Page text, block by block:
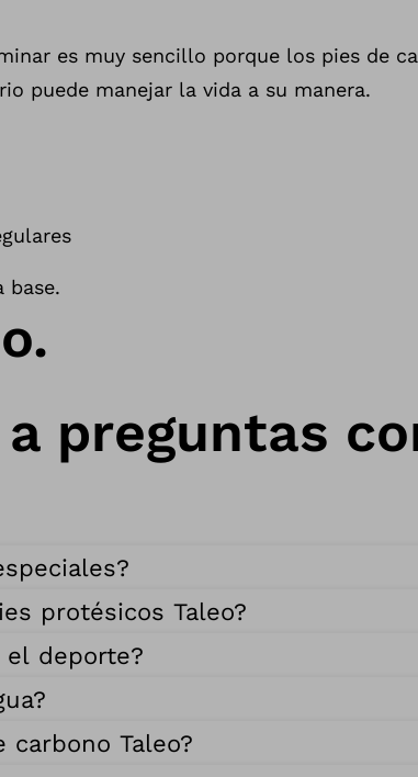
es muy sencillo porque los pies de
puede manejar la vida a su manera.
base.
preguntas
protésicos Taleo?
el deporte?
Taleo?